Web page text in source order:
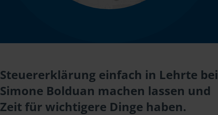
Steuererklärung einfach in Lehrte bei
Simone Bolduan machen lassen und
Zeit für wichtigere Dinge haben.